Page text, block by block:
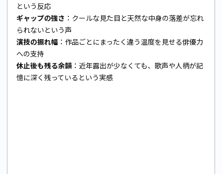
という反応
ギャップの強さ ：クールな見た目と天然な中身の落差が忘れ
られないという声
演技の振れ幅 ：作品ごとにまったく違う温度を見せる俳優力
への支持
休止後も残る余韻 ：近年露出が少なくても、歌声や人柄が記
憶に深く残っているという実感